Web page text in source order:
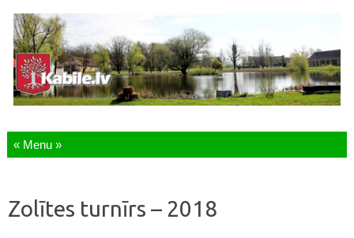
Skip to content
Zolītes turnīrs – 2018